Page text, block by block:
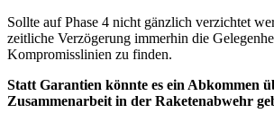
Sollte auf Phase 4 nicht gänzlich verzichtet
zeitliche Verzögerung immerhin die
Kompromisslinien zu finden.
Statt Garantien könnte es ein Abkommen
Zusammenarbeit in der Raketenabwehr